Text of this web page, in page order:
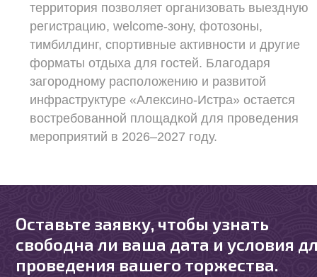
территория позволяет организовать выездную
регистрацию, welcome-зону, фотозоны,
тимбилдинг, спортивные активности и другие
форматы отдыха для гостей. Благодаря
загородному расположению и развитой
инфраструктуре «Алексино-Истра» остается
востребованной площадкой для проведения
мероприятий в 2026–2027 году.
Оставьте заявку, чтобы узнать
свободна ли ваша дата и условия
проведения вашего торжества.